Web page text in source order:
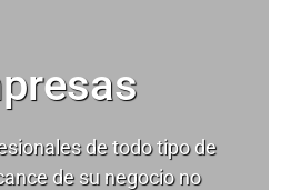
de todo tipo de
de su negocio no